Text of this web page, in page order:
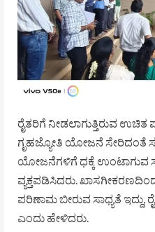
ರೈತರಿಗೆ ನೀಡಲಾಗುತ್ತಿರುವ
ಗೃಹಜ್ಯೋತಿ ಯೋಜನೆ ಸೇರಿದಂತೆ
ಯೋಜನೆಗಳಿಗೆ ಧಕ್ಕೆ ಉಂಟಾಗುವ
ವ್ಯಕ್ತಪಡಿಸಿದರು.
ಪರಿಣಾಮ ಬೀರುವ ಸಾಧ್ಯತೆ ಇದ್ದು,
ಎಂದು ಹೇಳಿದರು.